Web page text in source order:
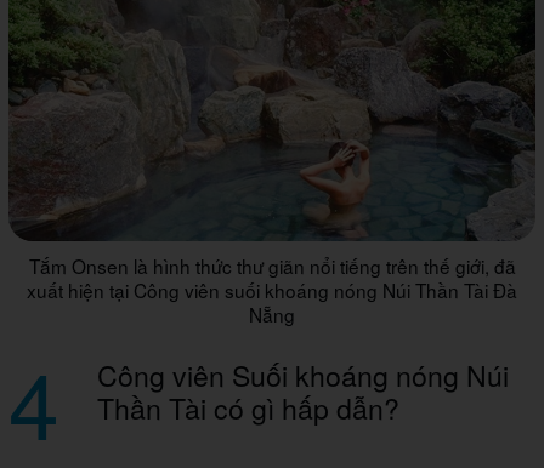
Tắm Onsen là hình thức thư giãn nổi tiếng trên thế giới, đã
xuất hiện tại Công viên suối khoáng nóng Núi Thần Tài Đà
Nẵng
4 Công viên Suối khoáng nóng Núi
Thần Tài có gì hấp dẫn?